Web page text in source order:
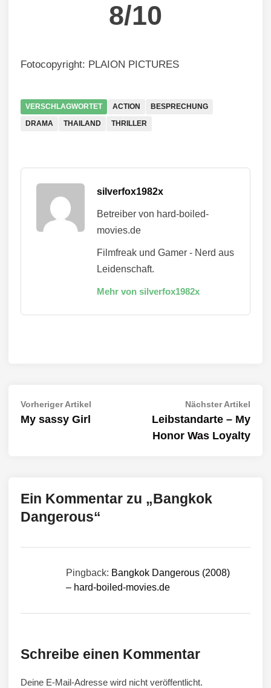
8/10
Fotocopyright: PLAION PICTURES
VERSCHLAGWORTET ACTION
BESPRECHUNG
DRAMA
THAILAND THRILLER
silverfox1982x
Betreiber von hard-boiled-
movies.de
Filmfreak und Gamer - Nerd aus
Leidenschaft.
Mehr von silverfox1982x
Beitragsnavigation
Vorheriger Artikel
My sassy Girl
Nächster Artikel
Leibstandarte – My
Honor Was Loyalty
Ein Kommentar zu „Bangkok
Dangerous“
Pingback: Bangkok Dangerous (2008)
– hard-boiled-movies.de
Schreibe einen Kommentar
Deine E-Mail-Adresse wird nicht veröffentlicht.